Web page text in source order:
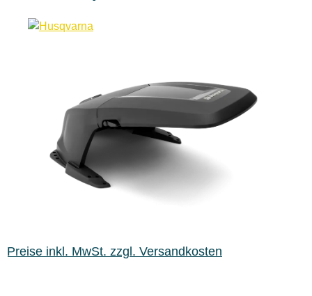
Preise inkl. MwSt. zzgl. Versandkosten